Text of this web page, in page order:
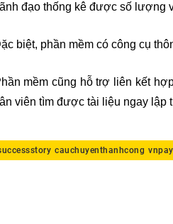
đạo thống kê được số lượng
biệt, phần mềm có công cụ
mềm cũng hỗ trợ liên kết
viên tìm được tài liệu ngay lập
cauchuyenthanhcong vnpay